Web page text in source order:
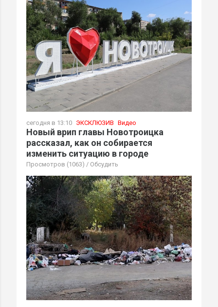
сегодня в 13:10 ЭКСКЛЮЗИВ Видео
Новый врип главы Новотроицка
рассказал, как он собирается
изменить ситуацию в городе
Просмотров (1063) / Обсудить